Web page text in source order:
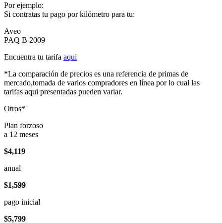
Por ejemplo:
Si contratas tu pago por kilómetro para tu:
Aveo
PAQ B 2009
Encuentra tu tarifa aqui
*La comparación de precios es una referencia de primas de
mercado,tomada de varios compradores en línea por lo cual las
tarifas aqui presentadas pueden variar.
Otros*
Plan forzoso
a 12 meses
$4,119
anual
$1,599
pago inicial
$5,799